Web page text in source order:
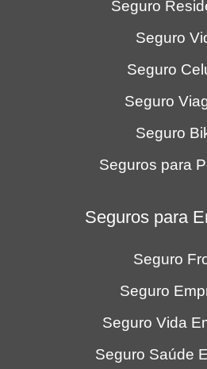
Seguro
Seguro
Seguro
Seguro
Seguro
Seguros para
Seguros para
Seguro
Seguro
Seguro Vida
Seguro Saúde